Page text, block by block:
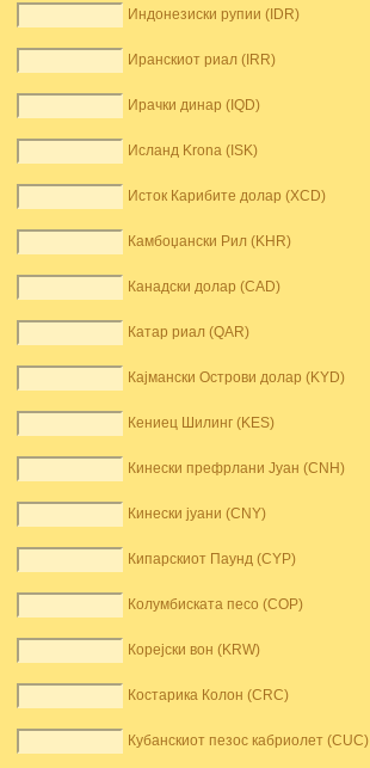
Индонезиски рупии (IDR)
Иранскиот риал (IRR)
Ирачки динар (IQD)
Исланд Krona (ISK)
Исток Карибите долар (XCD)
Камбоџански Рил (KHR)
Канадски долар (CAD)
Катар риал (QAR)
Кајмански Острови долар (KYD)
Кениец Шилинг (KES)
Кинески префрлани Јуан (CNH)
Кинески јуани (CNY)
Кипарскиот Паунд (CYP)
Колумбиската песо (COP)
Корејски вон (KRW)
Костарика Колон (CRC)
Кубанскиот пезос кабриолет (CUC)